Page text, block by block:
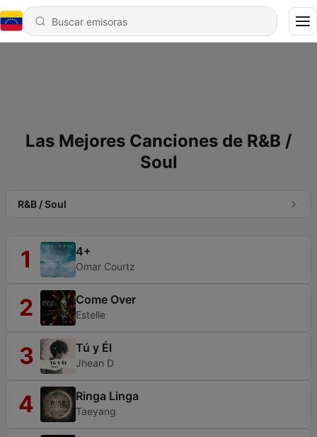
Las Mejores Canciones de R&B /
Soul
R&B / Soul
1 4+
Omar Courtz
2 Come Over
Estelle
3 Tú y Él
Jhean D
4 Ringa Linga
Taeyang